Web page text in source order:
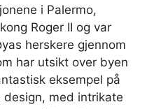
i Palermo,
Roger II og var
herskere gjennom
har utsikt over byen
eksempel på
med intrikate